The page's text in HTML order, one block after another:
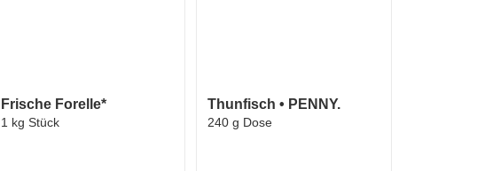
Frische Forelle*
1 kg Stück
Thunfisch • PENNY.
240 g Dose